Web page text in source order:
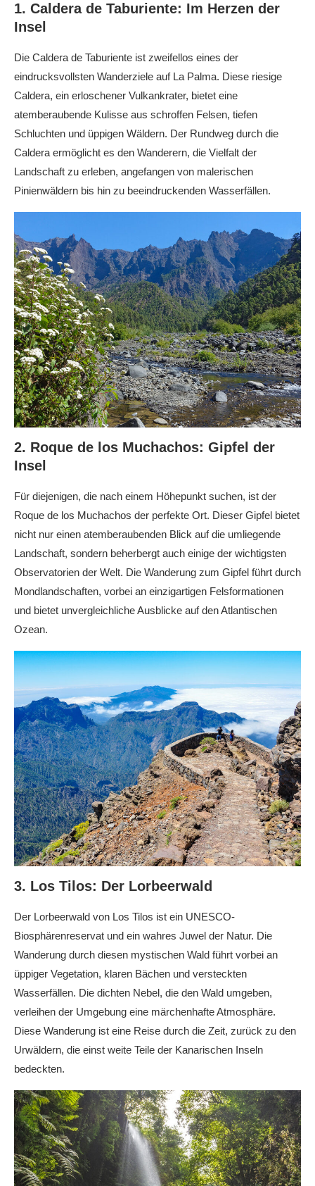
1. Caldera de Taburiente: Im Herzen der
Insel
Die Caldera de Taburiente ist zweifellos eines der
eindrucksvollsten Wanderziele auf La Palma. Diese riesige
Caldera, ein erloschener Vulkankrater, bietet eine
atemberaubende Kulisse aus schroffen Felsen, tiefen
Schluchten und üppigen Wäldern. Der Rundweg durch die
Caldera ermöglicht es den Wanderern, die Vielfalt der
Landschaft zu erleben, angefangen von malerischen
Pinienwäldern bis hin zu beeindruckenden Wasserfällen.
2. Roque de los Muchachos: Gipfel der
Insel
Für diejenigen, die nach einem Höhepunkt suchen, ist der
Roque de los Muchachos der perfekte Ort. Dieser Gipfel bietet
nicht nur einen atemberaubenden Blick auf die umliegende
Landschaft, sondern beherbergt auch einige der wichtigsten
Observatorien der Welt. Die Wanderung zum Gipfel führt durch
Mondlandschaften, vorbei an einzigartigen Felsformationen
und bietet unvergleichliche Ausblicke auf den Atlantischen
Ozean.
3. Los Tilos: Der Lorbeerwald
Der Lorbeerwald von Los Tilos ist ein UNESCO-
Biosphärenreservat und ein wahres Juwel der Natur. Die
Wanderung durch diesen mystischen Wald führt vorbei an
üppiger Vegetation, klaren Bächen und versteckten
Wasserfällen. Die dichten Nebel, die den Wald umgeben,
verleihen der Umgebung eine märchenhafte Atmosphäre.
Diese Wanderung ist eine Reise durch die Zeit, zurück zu den
Urwäldern, die einst weite Teile der Kanarischen Inseln
bedeckten.